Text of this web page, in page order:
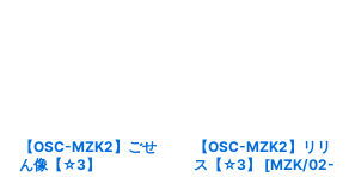
【OSC-MZK2】ごせ
ん像【☆3】
【OSC-MZK2】リリ
ス【☆3】
[MZK/02-